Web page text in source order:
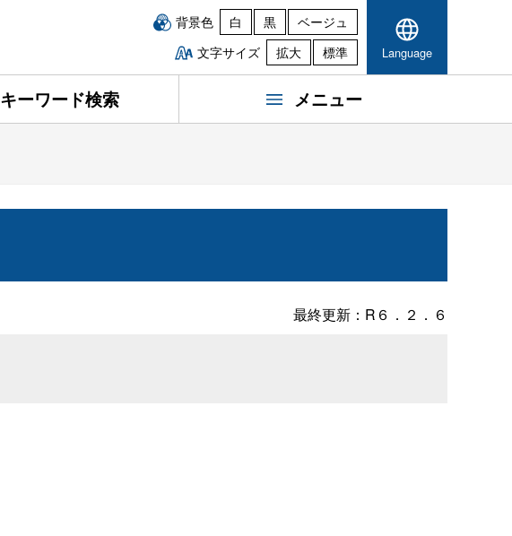
背景色 白 黒
ベージュ
文字サイズ
拡大 標準 Language
キーワード検索 メニュー
最終更新：R６．２．６